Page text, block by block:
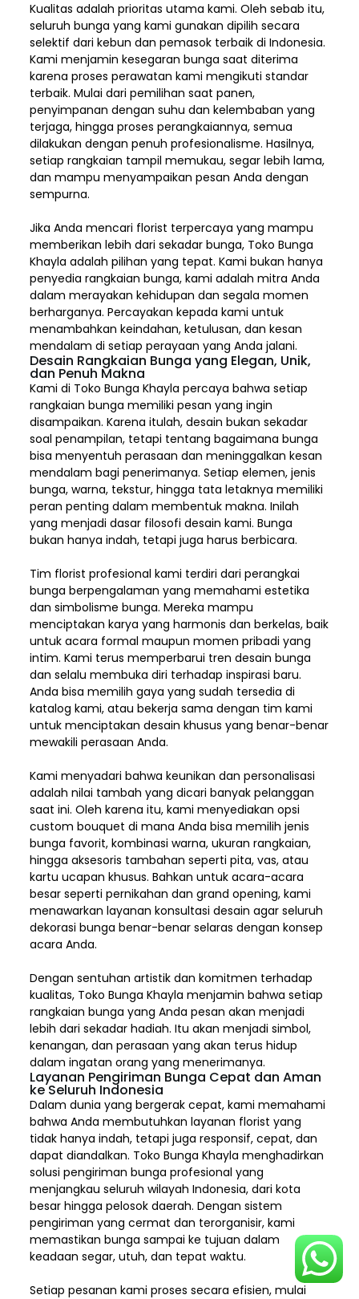
Kualitas adalah prioritas utama kami. Oleh sebab itu,
seluruh bunga yang kami gunakan dipilih secara
selektif dari kebun dan pemasok terbaik di Indonesia.
Kami menjamin kesegaran bunga saat diterima
karena proses perawatan kami mengikuti standar
terbaik. Mulai dari pemilihan saat panen,
penyimpanan dengan suhu dan kelembaban yang
terjaga, hingga proses perangkaiannya, semua
dilakukan dengan penuh profesionalisme. Hasilnya,
setiap rangkaian tampil memukau, segar lebih lama,
dan mampu menyampaikan pesan Anda dengan
sempurna.
Jika Anda mencari florist terpercaya yang mampu
memberikan lebih dari sekadar bunga, Toko Bunga
Khayla adalah pilihan yang tepat. Kami bukan hanya
penyedia rangkaian bunga, kami adalah mitra Anda
dalam merayakan kehidupan dan segala momen
berharganya. Percayakan kepada kami untuk
menambahkan keindahan, ketulusan, dan kesan
mendalam di setiap perayaan yang Anda jalani.
Desain Rangkaian Bunga yang Elegan, Unik,
dan Penuh Makna
Kami di Toko Bunga Khayla percaya bahwa setiap
rangkaian bunga memiliki pesan yang ingin
disampaikan. Karena itulah, desain bukan sekadar
soal penampilan, tetapi tentang bagaimana bunga
bisa menyentuh perasaan dan meninggalkan kesan
mendalam bagi penerimanya. Setiap elemen, jenis
bunga, warna, tekstur, hingga tata letaknya memiliki
peran penting dalam membentuk makna. Inilah
yang menjadi dasar filosofi desain kami. Bunga
bukan hanya indah, tetapi juga harus berbicara.
Tim florist profesional kami terdiri dari perangkai
bunga berpengalaman yang memahami estetika
dan simbolisme bunga. Mereka mampu
menciptakan karya yang harmonis dan berkelas, baik
untuk acara formal maupun momen pribadi yang
intim. Kami terus memperbarui tren desain bunga
dan selalu membuka diri terhadap inspirasi baru.
Anda bisa memilih gaya yang sudah tersedia di
katalog kami, atau bekerja sama dengan tim kami
untuk menciptakan desain khusus yang benar-benar
mewakili perasaan Anda.
Kami menyadari bahwa keunikan dan personalisasi
adalah nilai tambah yang dicari banyak pelanggan
saat ini. Oleh karena itu, kami menyediakan opsi
custom bouquet di mana Anda bisa memilih jenis
bunga favorit, kombinasi warna, ukuran rangkaian,
hingga aksesoris tambahan seperti pita, vas, atau
kartu ucapan khusus. Bahkan untuk acara-acara
besar seperti pernikahan dan grand opening, kami
menawarkan layanan konsultasi desain agar seluruh
dekorasi bunga benar-benar selaras dengan konsep
acara Anda.
Dengan sentuhan artistik dan komitmen terhadap
kualitas, Toko Bunga Khayla menjamin bahwa setiap
rangkaian bunga yang Anda pesan akan menjadi
lebih dari sekadar hadiah. Itu akan menjadi simbol,
kenangan, dan perasaan yang akan terus hidup
dalam ingatan orang yang menerimanya.
Layanan Pengiriman Bunga Cepat dan Aman
ke Seluruh Indonesia
Dalam dunia yang bergerak cepat, kami memahami
bahwa Anda membutuhkan layanan florist yang
tidak hanya indah, tetapi juga responsif, cepat, dan
dapat diandalkan. Toko Bunga Khayla menghadirkan
solusi pengiriman bunga profesional yang
menjangkau seluruh wilayah Indonesia,dari kota
besar hingga pelosok daerah. Dengan sistem
pengiriman yang cermat dan terorganisir, kami
memastikan bunga sampai ke tujuan dalam
keadaan segar, utuh, dan tepat waktu.
Setiap pesanan kami proses secara efisien, mulai